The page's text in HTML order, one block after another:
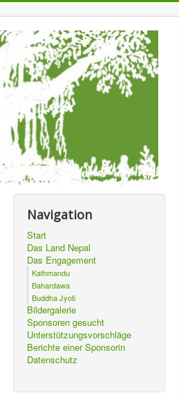
Navigation
Start
Das Land Nepal
Das Engagement
Kathmandu
Bahardawa
Buddha Jyoti
Bildergalerie
Sponsoren gesucht
Unterstützungsvorschläge
Berichte einer Sponsorin
Datenschutz